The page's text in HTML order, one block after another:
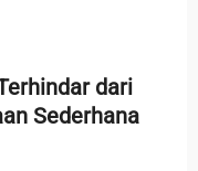
dari
Sederhana